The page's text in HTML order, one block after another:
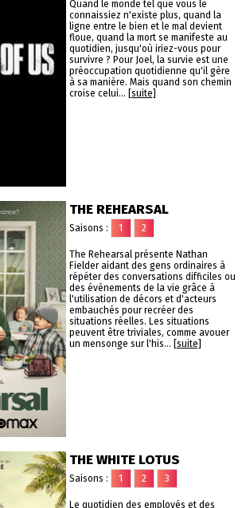
Quand le monde tel que vous le
connaissiez n'existe plus, quand la
ligne entre le bien et le mal devient
floue, quand la mort se manifeste au
quotidien, jusqu'où iriez-vous pour
survivre ? Pour Joel, la survie est une
préoccupation quotidienne qu'il gère
à sa manière. Mais quand son chemin
croise celui... [suite]
THE REHEARSAL
Saisons : 1 2
The Rehearsal présente Nathan
Fielder aidant des gens ordinaires à
répéter des conversations difficiles ou
des événements de la vie grâce à
l'utilisation de décors et d'acteurs
embauchés pour recréer des
situations réelles. Les situations
peuvent être triviales, comme avouer
un mensonge sur l'his... [suite]
THE WHITE LOTUS
Saisons : 1 2 3
Le quotidien des employés et des